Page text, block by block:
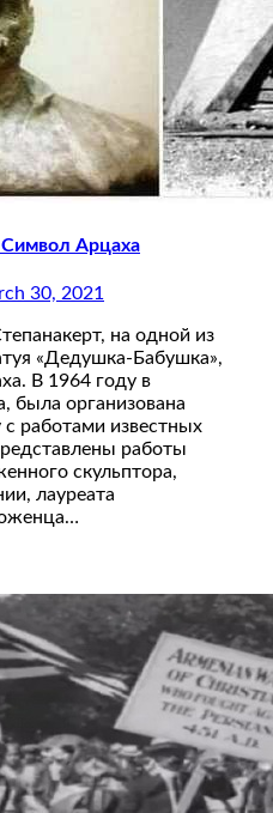
Арцаха
30, 2021
на одной из
«Дедушка-Бабушка»,
В 1964 году в
была организована
работами известных
работы
скульптора,
лауреата